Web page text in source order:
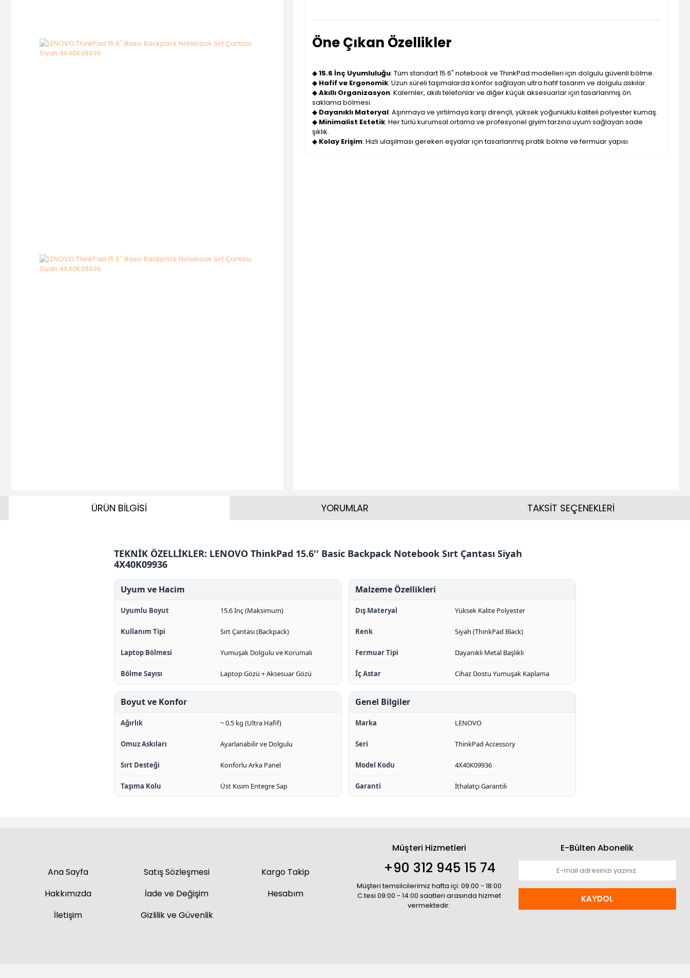
Öne Çıkan Özellikler
◆15.6 İnç Uyumluluğu: Tüm standart 15.6" notebook ve ThinkPad modelleri için dolgulu güvenli bölme.
◆ Hafif ve Ergonomik: Uzun süreli taşımalarda konfor sağlayan ultra hafif tasarım ve dolgulu askılar.
◆Akıllı Organizasyon: Kalemler, akıllı telefonlar ve diğer küçük aksesuarlar için tasarlanmış ön
saklama bölmesi.
◆ Dayanıklı Materyal: Aşınmaya ve yırtılmaya karşı dirençli, yüksek yoğunluklu kaliteli polyester kumaş.
◆ Minimalist Estetik: Her türlü kurumsal ortama ve profesyonel giyim tarzına uyum sağlayan sade
şıklık.
◆ Kolay Erişim: Hızlı ulaşılması gereken eşyalar için tasarlanmış pratik bölme ve fermuar yapısı.
ÜRÜN BİLGİSİ
TEKNİK ÖZELLİKLER: LENOVO ThinkPad 15.6'' Basic Backpack Notebook Sırt Çantası Siyah
4X40K09936
Uyum ve Hacim
Uyumlu Boyut 15.6 İnç (Maksimum)
Kullanım Tipi Sırt Çantası (Backpack)
Laptop Bölmesi Yumuşak Dolgulu ve Korumalı
Bölme Sayısı Laptop Gözü + Aksesuar Gözü
Malzeme Özellikleri
Dış Materyal Yüksek Kalite Polyester
Renk Siyah (ThinkPad Black)
Fermuar Tipi Dayanıklı Metal Başlıklı
İç Astar Cihaz Dostu Yumuşak Kaplama
Boyut ve Konfor
Ağırlık ~ 0.5 kg (Ultra Hafif)
Omuz Askıları Ayarlanabilir ve Dolgulu
Sırt Desteği Konforlu Arka Panel
Taşıma Kolu Üst Kısım Entegre Sap
Genel Bilgiler
Marka LENOVO
Seri ThinkPad Accessory
Model Kodu 4X40K09936
Garanti İthalatçı Garantili
YORUMLAR TAKSİT SEÇENEKLERİ
Ana Sayfa
Hakkımızda
İletişim
Satış Sözleşmesi
İade ve Değişim
Gizlilik ve Güvenlik
Kargo Takip
Hesabım
Müşteri Hizmetleri
+90 312 945 15 74
Müşteri temsilcilerimiz hafta içi: 09:00 - 18:00
C.tesi 09:00 - 14:00 saatleri arasında hizmet
vermektedir.
E-Bülten Abonelik
KAYDOL